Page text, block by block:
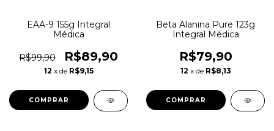
EAA-9 155g Integral
Médica
R$99,90 R$89,90
12 x de R$9,15
Beta Alanina Pure 123g
Integral Médica
R$79,90
12 x de R$8,13